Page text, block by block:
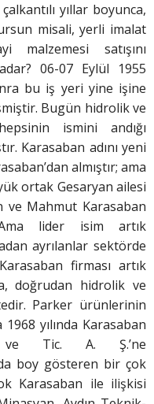
yıllar boyunca,
misali, yerli imalat
satışını
06-07 Eylül 1955
bu iş yeri yine işine
Bugün hidrolik ve
ismini andığı
Karasaban adını yeni
almıştır; ama
ortak Gesaryan ailesi
ve Mahmut Karasaban
lider isim artık
ayrılanlar sektörde
firması artık
doğrudan hidrolik ve
Parker ürünlerinin
yılında Karasaban
ve Tic. A. Ş.’ne
boy gösteren bir çok
Karasaban ile ilişkisi